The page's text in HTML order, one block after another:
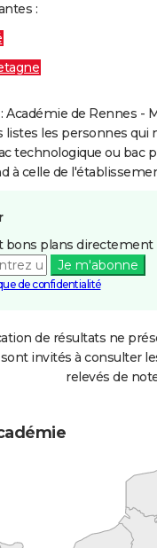
:
Académie de Rennes -
listes les personnes qui
technologique ou bac
à celle de
bons plans directement
Je m'abonne
de confidentialité
de résultats ne
invités à consulter
relevés de